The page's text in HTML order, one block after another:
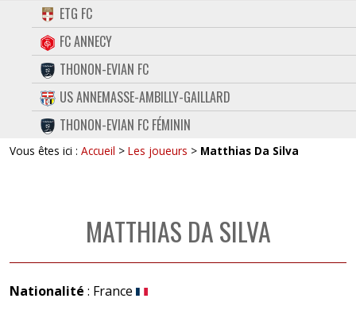
ACCUEIL
FORUM
CONTACT
FACEBOOK
TWITTER
ETG FC
FC ANNECY
THONON-EVIAN FC
US ANNEMASSE-AMBILLY-GAILLARD
THONON-EVIAN FC FÉMININ
Vous êtes ici : Accueil > Les joueurs > Matthias Da Silva
MATTHIAS DA SILVA
Nationalité : France